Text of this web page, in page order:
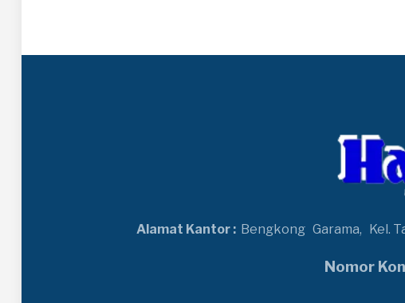
Alamat Kantor : Bengkong Garama, Kel.
Nomor